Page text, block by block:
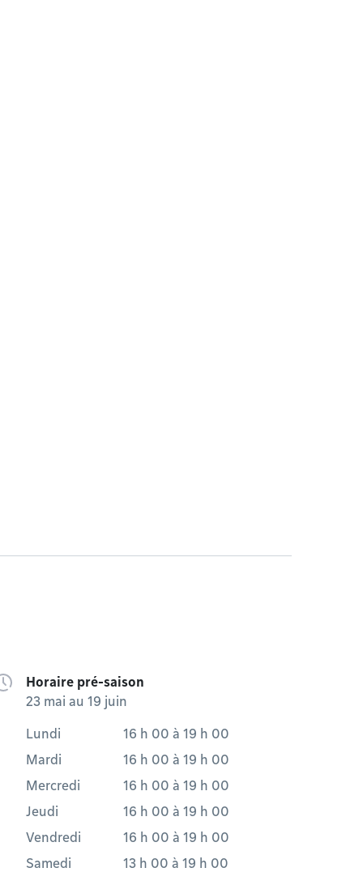
Horaire pré-saison
23 mai au 19 juin
Lundi 16 h 00 à 19 h 00
Mardi
16 h 00 à 19 h 00
Mercredi
16 h 00 à 19 h 00
Jeudi
16 h 00 à 19 h 00
Vendredi
16 h 00 à 19 h 00
Samedi
13 h 00 à 19 h 00